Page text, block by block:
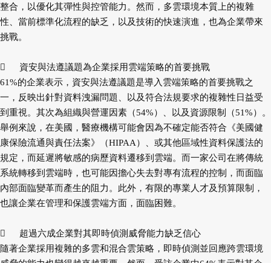
整合，以優化其彈性與控管能力。然而，多雲環境本質上的複雜
性、當前標準化流程的缺乏，以及技術的快速演進，也為企業帶來
挑戰。

資安與法遵議題為企業採用雲端策略的首要挑戰
61%的企業表示，資安與法遵議題是導入雲端策略的首要挑戰之
一，反映出針對資料洩漏問題、以及符合法規要求的複雜性日益受
到重視。其次為組織與營運因素（54%）、以及資源限制（51%）。
舉例來說，在美國，醫療機構可能會因為不確定能否符合《美國健
康保險流通與責任法案》（HIPAA）、或其他區域性資料保護法的
規定，而延遲將敏感的病歷資料遷移到雲端。而一家公司在將傳統
系統轉移到雲端時，也可能因擔心失去對專有流程的控制，而面臨
內部面臨變革而產生的阻力。此外，有限的專業人才及預算限制，
也讓企業在管理和保護雲端方面，面臨困難。

超過六成企業對其即時偵測威脅能力缺乏信心
隨著企業採用複雜的多雲和混合雲策略，即時偵測並回應跨雲環境